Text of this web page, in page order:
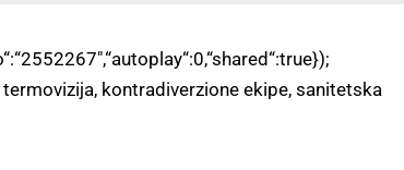
kontradiverzione ekipe, sanitetska